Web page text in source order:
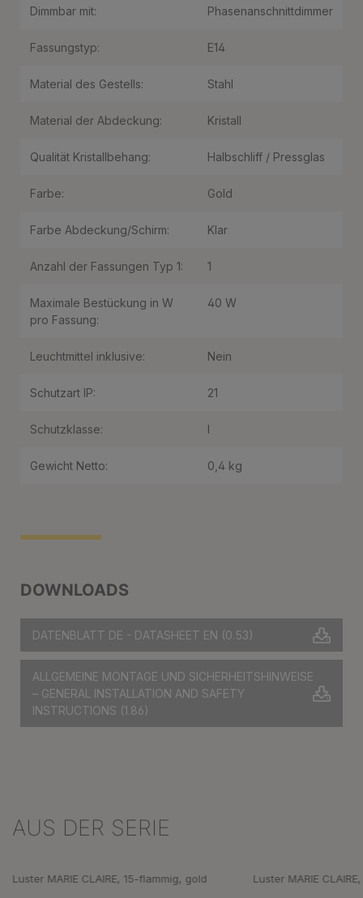
DOWNLOADS
DATENBLATT DE - DATASHEET EN (0.53)
ALLGEMEINE MONTAGE UND SICHERHEITSHINWEISE
– GENERAL INSTALLATION AND SAFETY
INSTRUCTIONS (1.86)
Dimmbar mit: Phasenanschnittdimmer
Fassungstyp: E14
Material des Gestells: Stahl
Material der Abdeckung: Kristall
Qualität Kristallbehang: Halbschliff / Pressglas
Farbe: Gold
Farbe Abdeckung/Schirm: Klar
Anzahl der Fassungen Typ 1: 1
Maximale Bestückung in W
pro Fassung:
40 W
Leuchtmittel inklusive: Nein
Schutzart IP: 21
Schutzklasse: I
Gewicht Netto: 0,4 kg
Produktgalerie überspringen
AUS DER SERIE
Luster MARIE CLAIRE, 15-flammig, gold Luster MARIE